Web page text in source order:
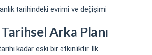
tarihindeki evrimi ve değişimi
Arka Planı
kadar eski bir etkinliktir. İlk